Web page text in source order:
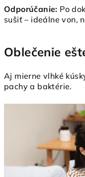
Odporúčanie: Po
sušiť – ideálne von,
Oblečenie
Aj mierne vlhké
pachy a baktérie.